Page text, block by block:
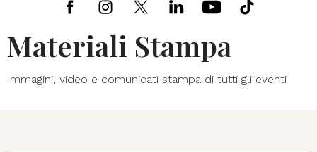
Materiali Stampa
Immagini, video e comunicati stampa di tutti gli eventi